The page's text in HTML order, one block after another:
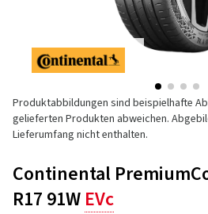
Produktabbildungen sind beispielhafte
gelieferten Produkten abweichen.
Lieferumfang nicht enthalten.
Continental
R17 91W EVc